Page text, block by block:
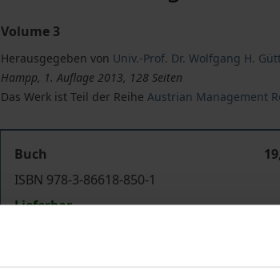
Volume 3
Herausgegeben von Univ.-Prof. Dr. Wolfgang H.
Hampp, 1. Auflage 2013, 128 Seiten
Das Werk ist Teil der ReiheAustrian Management
Buch
ISBN 978-3-86618-850-1
Lieferbar
Preisangaben inkl. MwSt. Abhängig von der